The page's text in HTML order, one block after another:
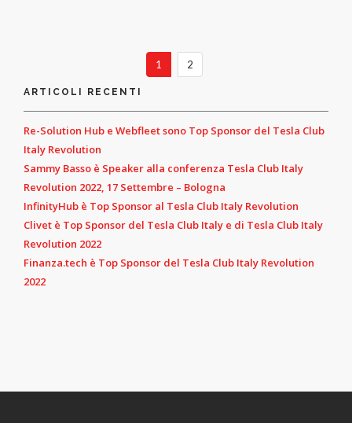
1 2
ARTICOLI RECENTI
Re-Solution Hub e Webfleet sono Top Sponsor del Tesla Club
Italy Revolution
Sammy Basso è Speaker alla conferenza Tesla Club Italy
Revolution 2022, 17 Settembre – Bologna
InfinityHub è Top Sponsor al Tesla Club Italy Revolution
Clivet è Top Sponsor del Tesla Club Italy e di Tesla Club Italy
Revolution 2022
Finanza.tech è Top Sponsor del Tesla Club Italy Revolution
2022